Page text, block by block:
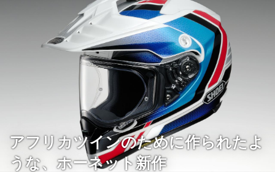
アフリカツインのために作られたよ
うな、ホーネット新作